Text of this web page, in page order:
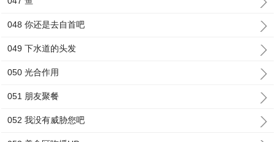
048 你还是去自首吧
049 下水道的头发
050 光合作用
051 朋友聚餐
052 我没有威胁您吧